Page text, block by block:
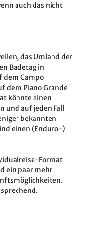
auch das nicht
das Umland der
Badetag in
dem Campo
dem Piano Grande
könnte einen
und auf jeden Fall
bekannten
einen (Enduro-)
Format
ein paar mehr